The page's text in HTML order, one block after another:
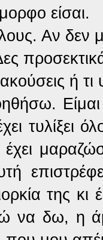
είσαι.
Αν δεν
ή
τυλίξει
της
να δω, η